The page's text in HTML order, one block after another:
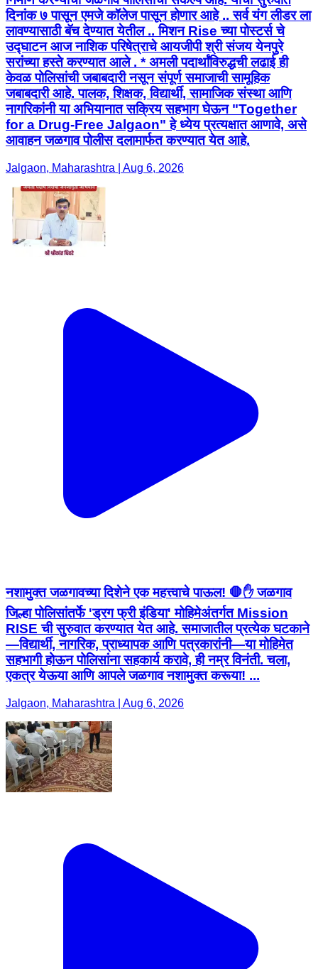
दिनांक ७ पासून एमजे कॉलेज पासून होणार आहे .. सर्व यंग लीडर ला
लावण्यासाठी बॅच देण्यात येतील .. मिशन Rise च्या पोस्टर्स चे
उद्घाटन आज नाशिक परिषेत्राचे आयजीपी श्री संजय येनपुरे
सरांच्या हस्ते करण्यात आले . * अमली पदार्थांविरुद्धची लढाई ही
केवळ पोलिसांची जबाबदारी नसून संपूर्ण समाजाची सामूहिक
जबाबदारी आहे. पालक, शिक्षक, विद्यार्थी, सामाजिक संस्था आणि
नागरिकांनी या अभियानात सक्रिय सहभाग घेऊन "Together
for a Drug-Free Jalgaon" हे ध्येय प्रत्यक्षात आणावे, असे
आवाहन जळगाव पोलीस दलामार्फत करण्यात येत आहे.
Jalgaon, Maharashtra | Aug 6, 2026
नशामुक्त जळगावच्या दिशेने एक महत्त्वाचे पाऊल! 🛑✋ जळगाव
जिल्हा पोलिसांतर्फे 'ड्रग फ्री इंडिया' मोहिमेअंतर्गत Mission
RISE ची सुरुवात करण्यात येत आहे. समाजातील प्रत्येक घटकाने
—विद्यार्थी, नागरिक, प्राध्यापक आणि पत्रकारांनी—या मोहिमेत
सहभागी होऊन पोलिसांना सहकार्य करावे, ही नम्र विनंती. चला,
एकत्र येऊया आणि आपले जळगाव नशामुक्त करूया! ...
Jalgaon, Maharashtra | Aug 6, 2026